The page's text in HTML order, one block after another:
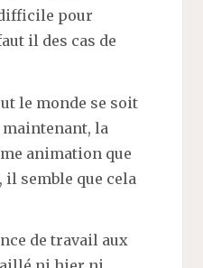
pour
il des cas de
le monde se soit
la
animation que
semble que cela
de travail aux